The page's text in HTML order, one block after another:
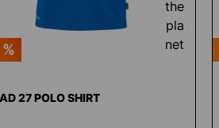
27 POLO SHIRT